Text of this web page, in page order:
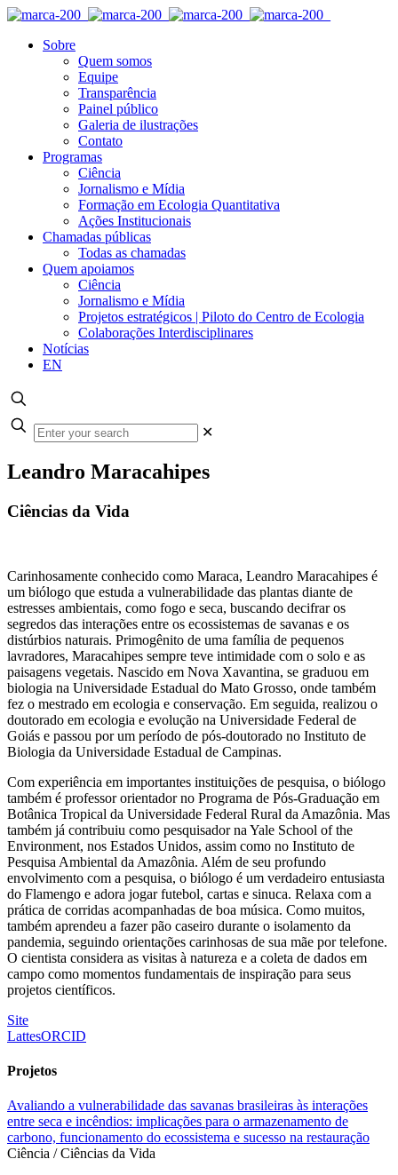
Sobre
Quem somos
Equipe
Transparência
Painel público
Galeria de ilustrações
Contato
Programas
Ciência
Jornalismo e Mídia
Formação em Ecologia Quantitativa
Ações Institucionais
Chamadas públicas
Todas as chamadas
Quem apoiamos
Ciência
Jornalismo e Mídia
Projetos estratégicos | Piloto do Centro de Ecologia
Colaborações Interdisciplinares
Notícias
EN
✕
Leandro Maracahipes
Ciências da Vida
Carinhosamente conhecido como Maraca, Leandro Maracahipes é
um biólogo que estuda a vulnerabilidade das plantas diante de
estresses ambientais, como fogo e seca, buscando decifrar os
segredos das interações entre os ecossistemas de savanas e os
distúrbios naturais. Primogênito de uma família de pequenos
lavradores, Maracahipes sempre teve intimidade com o solo e as
paisagens vegetais. Nascido em Nova Xavantina, se graduou em
biologia na Universidade Estadual do Mato Grosso, onde também
fez o mestrado em ecologia e conservação. Em seguida, realizou o
doutorado em ecologia e evolução na Universidade Federal de
Goiás e passou por um período de pós-doutorado no Instituto de
Biologia da Universidade Estadual de Campinas.
Com experiência em importantes instituições de pesquisa, o biólogo
também é professor orientador no Programa de Pós-Graduação em
Botânica Tropical da Universidade Federal Rural da Amazônia. Mas
também já contribuiu como pesquisador na Yale School of the
Environment, nos Estados Unidos, assim como no Instituto de
Pesquisa Ambiental da Amazônia. Além de seu profundo
envolvimento com a pesquisa, o biólogo é um verdadeiro entusiasta
do Flamengo e adora jogar futebol, cartas e sinuca. Relaxa com a
prática de corridas acompanhadas de boa música. Como muitos,
também aprendeu a fazer pão caseiro durante o isolamento da
pandemia, seguindo orientações carinhosas de sua mãe por telefone.
O cientista considera as visitas à natureza e a coleta de dados em
campo como momentos fundamentais de inspiração para seus
projetos científicos.
Site
LattesORCID
Projetos
Avaliando a vulnerabilidade das savanas brasileiras às interações
entre seca e incêndios: implicações para o armazenamento de
carbono, funcionamento do ecossistema e sucesso na restauração
Ciência / Ciências da Vida